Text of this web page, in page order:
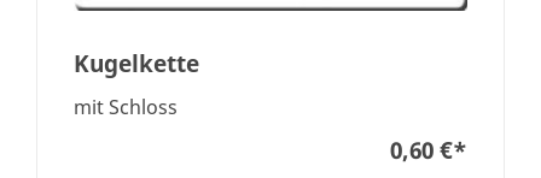
Kugelkette
mit Schloss
0,60 €*